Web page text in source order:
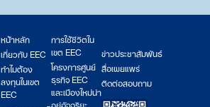
หน้าหลัก
เกี่ยวกับ EEC
ทำไมต้อง
ลงทุนในเขต
EEC
การใช้ชีวิตใน
เขต EEC
โครงการศูนย์
ธุรกิจ EEC
และเมืองใหม่น่า
อยู่อัจฉริยะ
ข่าวประชาสัมพันธ์
สื่อเผยแพร่
ติดต่อสอบถาม